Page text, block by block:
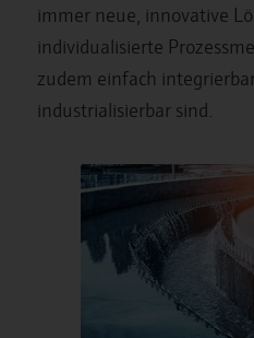
immer neue, innovative
individualisierte
zudem einfach
industrialisierbar sind.